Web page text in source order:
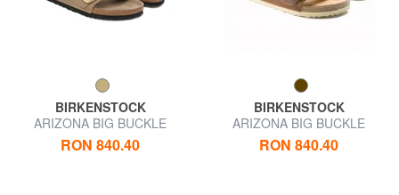
BIRKENSTOCK
ARIZONA BIG BUCKLE
Papuci din piele cu 2 barete
RON 840.40
BIRKENSTOCK
ARIZONA BIG BUCKLE
Sandale din piele unsă
RON 840.40